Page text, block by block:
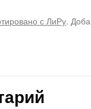
до работы и…
с ЛиРу.